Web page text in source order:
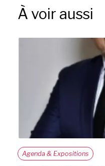
À voir aussi
Agenda & Expositions